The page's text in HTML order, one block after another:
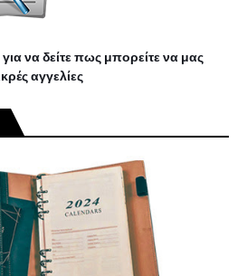
να δείτε πως μπορείτε να μας
αγγελίες